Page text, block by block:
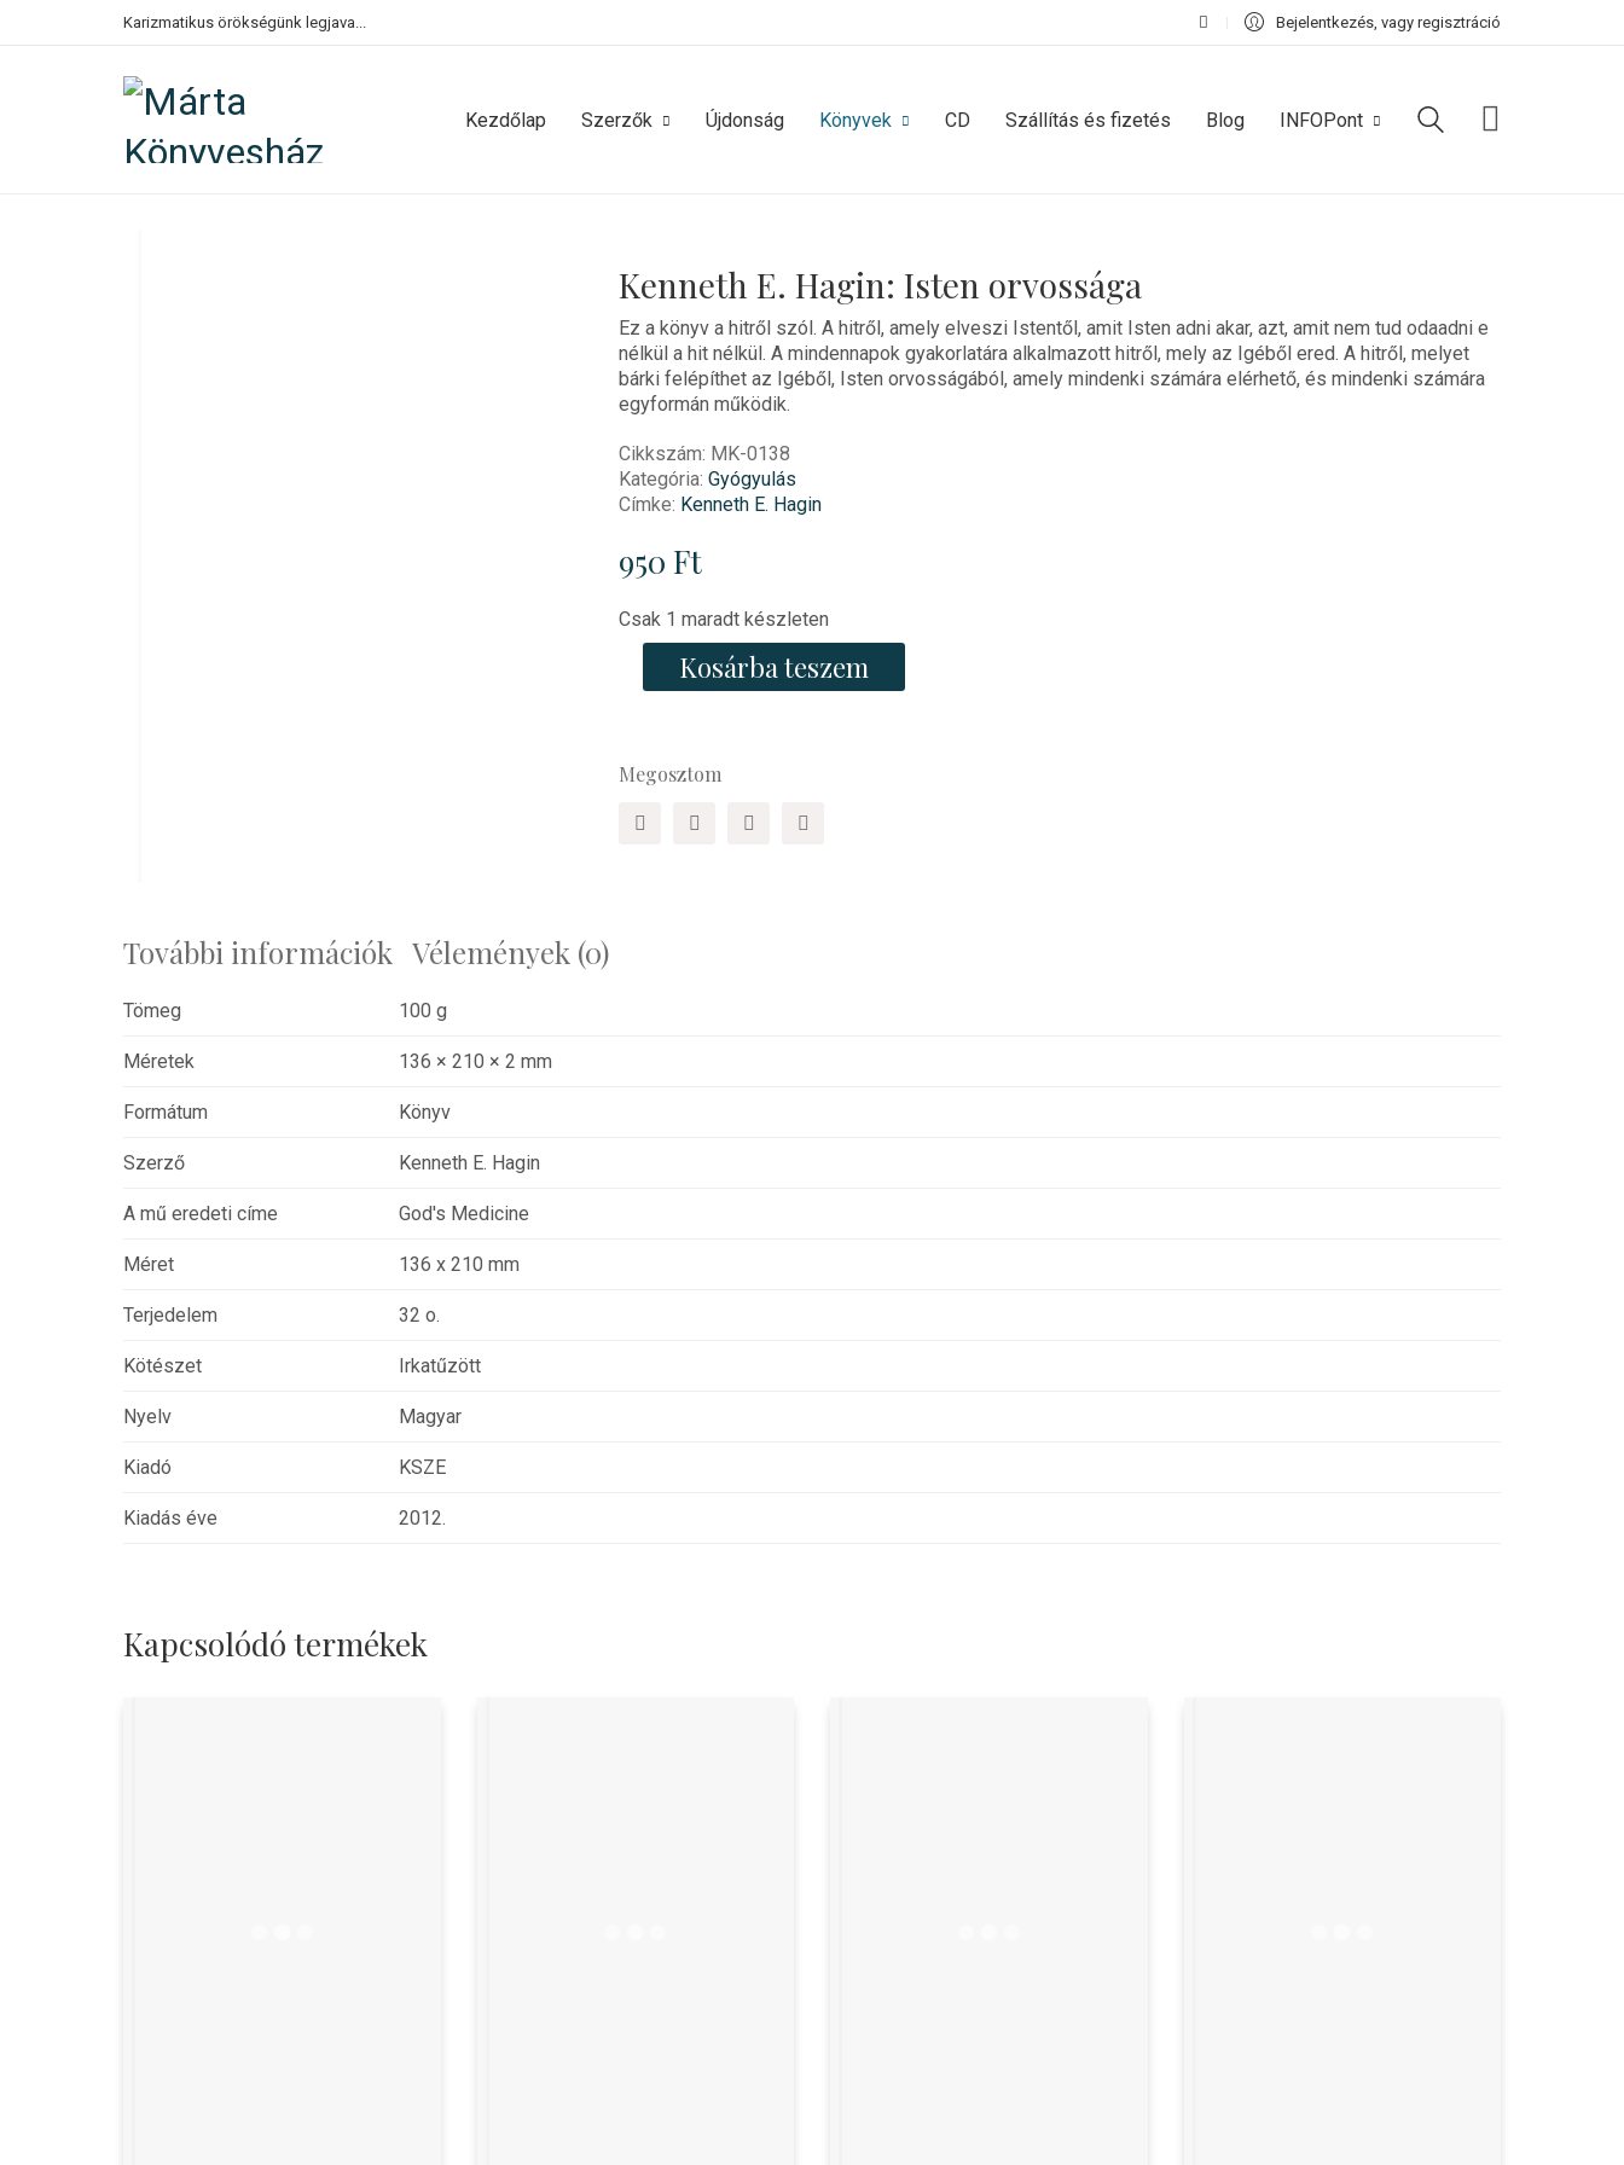
Karizmatikus örökségünk legjava... Bejelentkezés, vagy regisztráció
Kezdőlap Szerzők Újdonság Könyvek CD Szállítás és fizetés Blog INFOPont
Kenneth E. Hagin: Isten orvossága
Ez a könyv a hitről szól. A hitről, amely elveszi Istentől, amit Isten adni akar, azt, amit nem tud odaadni e
nélkül a hit nélkül. A mindennapok gyakorlatára alkalmazott hitről, mely az Igéből ered. A hitről, melyet
bárki felépíthet az Igéből, Isten orvosságából, amely ­mindenki számára elérhető, és mindenki számára
egyformán működik.
Cikkszám: MK-0138
Kategória: Gyógyulás
Címke: Kenneth E. Hagin
950 Ft
Csak 1 maradt készleten
Kenneth
mennyiség
Kosárba teszem
Megosztom
További információk Vélemények (0)
Tömeg 100 g
Méretek 136 × 210 × 2 mm
Formátum Könyv
Szerző Kenneth E. Hagin
A mű eredeti címe God's Medicine
Méret 136 x 210 mm
Terjedelem 32 o.
Kötészet Irkatűzött
Nyelv Magyar
Kiadó KSZE
Kiadás éve 2012.
Kapcsolódó termékek